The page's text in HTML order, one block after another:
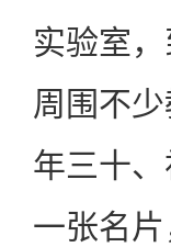
实验室
周围不
年三十
一张名